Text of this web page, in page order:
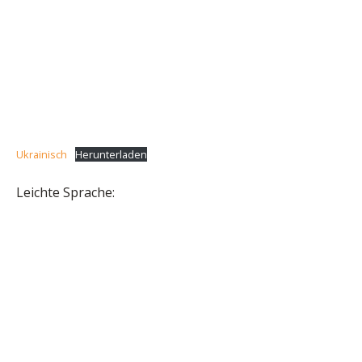
Ukrainisch Herunterladen
Leichte Sprache: